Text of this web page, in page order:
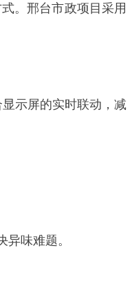
。邢台市政项目采用
示屏的实时联动，减
味难题。